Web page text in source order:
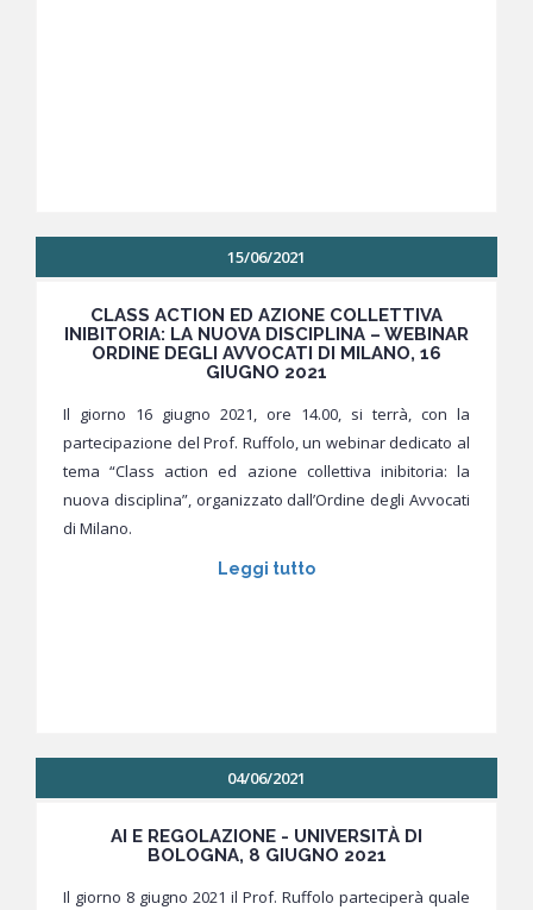
15/06/2021
CLASS ACTION ED AZIONE COLLETTIVA
INIBITORIA: LA NUOVA DISCIPLINA – WEBINAR
ORDINE DEGLI AVVOCATI DI MILANO, 16
GIUGNO 2021
Il giorno 16 giugno 2021, ore 14.00, si terrà, con la
partecipazione del Prof. Ruffolo, un webinar dedicato al
tema “Class action ed azione collettiva inibitoria: la
nuova disciplina”, organizzato dall’Ordine degli Avvocati
di Milano.
Leggi tutto
04/06/2021
AI E REGOLAZIONE - UNIVERSITÀ DI
BOLOGNA, 8 GIUGNO 2021
Il giorno 8 giugno 2021 il Prof. Ruffolo parteciperà quale